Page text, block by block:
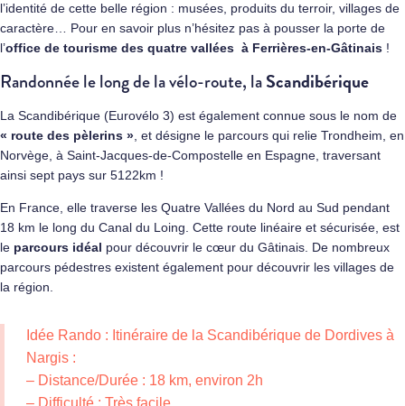
l’identité de cette belle région : musées, produits du terroir, villages de
caractère… Pour en savoir plus n’hésitez pas à pousser la porte de
l’office de tourisme des quatre vallées à Ferrières-en-Gâtinais !
Randonnée le long de la vélo-route, laScandibérique
La Scandibérique (Eurovélo 3) est également connue sous le nom de
« route des pèlerins » , et désigne le parcours qui relie Trondheim, en
Norvège, à Saint-Jacques-de-Compostelle en Espagne, traversant
ainsi sept pays sur 5122km !
En France, elle traverse les Quatre Vallées du Nord au Sud pendant
18 km le long du Canal du Loing. Cette route linéaire et sécurisée, est
le parcours idéal pour découvrir le cœur du Gâtinais. De nombreux
parcours pédestres existent également pour découvrir les villages de
la région.
Idée Rando : Itinéraire de la Scandibérique de Dordives à
Nargis :
– Distance/Durée : 18 km, environ 2h
– Difficulté : Très facile